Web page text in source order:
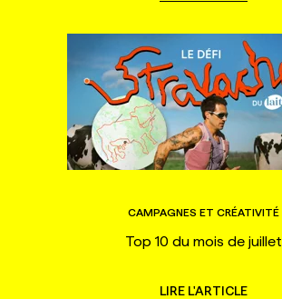
CAMPAGNES ET CRÉATIVITÉ
Top 10 du mois de juillet
LIRE L'ARTICLE